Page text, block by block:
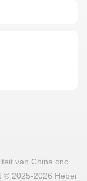
van China cnc
© 2025-2026 Hebei